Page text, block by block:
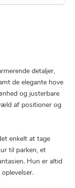
detaljer,
de elegante hove
og justerbare
af positioner og
enkelt at tage
til parken, et
Hun er altid